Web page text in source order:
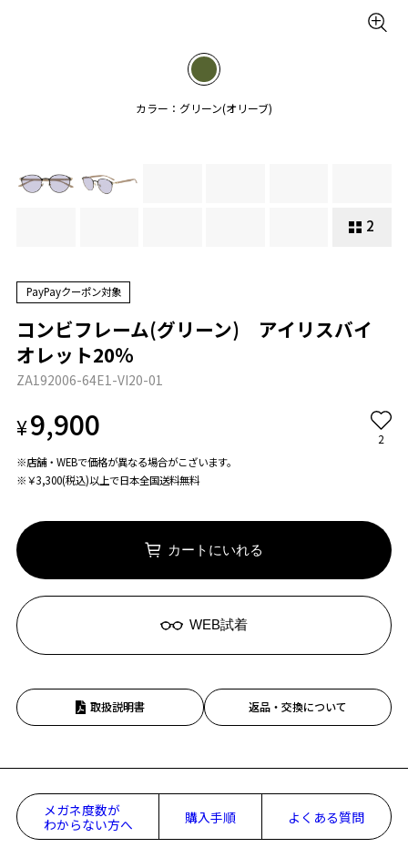
カラー：グリーン(オリーブ)
2
PayPayクーポン対象
コンビフレーム(グリーン) アイリスバイ
オレット20％
ZA192006-64E1-VI20-01
¥9,900 2
※店舗・WEBで価格が異なる場合がこざいます。
※￥3,300(税込)以上で日本全国送料無料
カートにいれる
WEB試着
取扱説明書 返品・交換について
メガネ度数が
わからない方へ
購入手順 よくある質問